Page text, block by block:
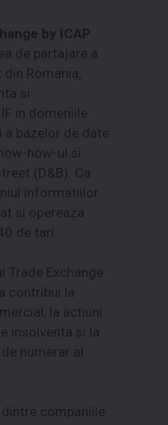
by ICAP
de partajare a
Romania,
si
in domeniile
bazelor de date
how-ul si
(D&B). Ca
informatiilor
si opereaza
de tari.
Trade Exchange
contribui la
la actiuni
insolventa si la
numerar al
companiile